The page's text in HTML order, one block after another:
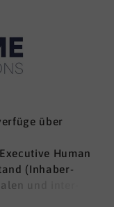
über
Human
(Inhaber-
und inter­